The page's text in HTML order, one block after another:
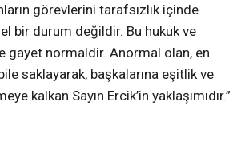
görevlerini tarafsızlık içinde
bir durum değildir. Bu hukuk ve
gayet normaldir. Anormal olan, en
saklayarak, başkalarına eşitlik ve
kalkan Sayın Ercik’in yaklaşımıdır.”